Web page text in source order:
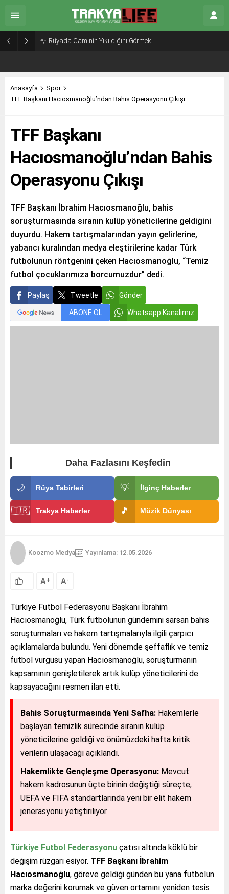
Rüyada Caminin Yıkıldığını Görmek
Anasayfa
Spor
TFF Başkanı Hacıosmanoğlu’ndan Bahis Operasyonu Çıkışı
TFF Başkanı
Hacıosmanoğlu’ndan Bahis
Operasyonu Çıkışı
TFF Başkanı İbrahim Hacıosmanoğlu, bahis
soruşturmasında sıranın kulüp yöneticilerine geldiğini
duyurdu. Hakem tartışmalarından yayın gelirlerine,
yabancı kuralından medya eleştirilerine kadar Türk
futbolunun röntgenini çeken Hacıosmanoğlu, “Temiz
futbol çocuklarımıza borcumuzdur” dedi.
Paylaş Tweetle Gönder
ABONE OL Whatsapp Kanalımız
Daha Fazlasını Keşfedin
🌙 Rüya Tabirleri 💡 İlginç Haberler
🇹🇷 Trakya Haberler 🎵 Müzik Dünyası
Koozmo Medya Yayınlama: 12.05.2026
A+ A-
Türkiye Futbol Federasyonu Başkanı İbrahim
Hacıosmanoğlu, Türk futbolunun gündemini sarsan bahis
soruşturmaları ve hakem tartışmalarıyla ilgili çarpıcı
açıklamalarda bulundu. Yeni dönemde şeffaflık ve temiz
futbol vurgusu yapan Hacıosmanoğlu, soruşturmanın
kapsamının genişletilerek artık kulüp yöneticilerini de
kapsayacağını resmen ilan etti.
Bahis Soruşturmasında Yeni Safha: Hakemlerle
başlayan temizlik sürecinde sıranın kulüp
yöneticilerine geldiği ve önümüzdeki hafta kritik
verilerin ulaşacağı açıklandı.
Hakemlikte Gençleşme Operasyonu: Mevcut
hakem kadrosunun üçte birinin değiştiği süreçte,
UEFA ve FIFA standartlarında yeni bir elit hakem
jenerasyonu yetiştiriliyor.
Türkiye Futbol Federasyonu çatısı altında köklü bir
değişim rüzgarı esiyor. TFF Başkanı İbrahim
Hacıosmanoğlu, göreve geldiği günden bu yana futbolun
marka değerini korumak ve güven ortamını yeniden tesis